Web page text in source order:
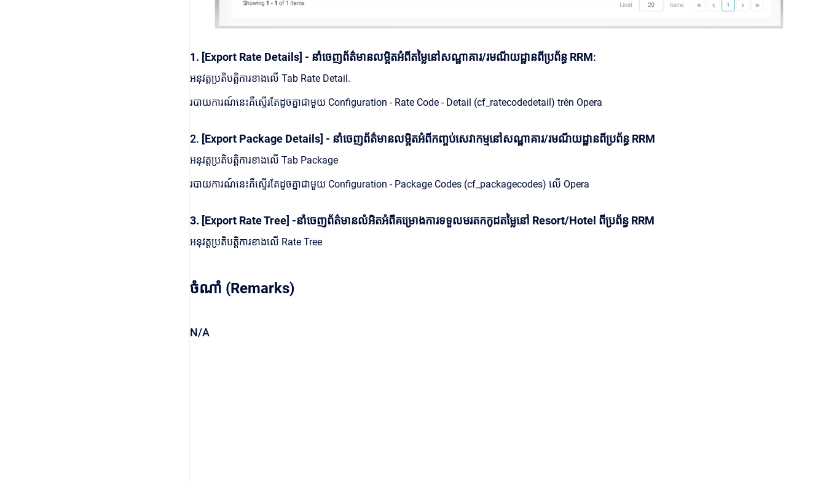
1. [Export Rate Details] - នាំចេញព័ត៌មានលម្អិតអំពីតម្លៃនៅសណ្ឋាគារ/រមណីយដ្ឋានពីប្រព័ន្ធ RRM:
អនុវត្តប្រតិបត្តិការខាងលើ Tab Rate Detail.
របាយការណ៍នេះគឺស្ទើរតែដូចគ្នាជាមួយ Configuration - Rate Code - Detail (cf_ratecodedetail) trên Opera
2. [Export Package Details] - នាំចេញព័ត៌មានលម្អិតអំពីកញ្ចប់សេវាកម្មនៅសណ្ឋាគារ/រមណីយដ្ឋានពីប្រព័ន្ធ RRM
អនុវត្តប្រតិបត្តិការខាងលើ Tab Package
របាយការណ៍នេះគឺស្ទើរតែដូចគ្នាជាមួយ Configuration - Package Codes (cf_packagecodes) លើ Opera
3. [Export Rate Tree] -នាំចេញព័ត៌មានលំអិតអំពីគម្រោងការទទួលមរតកកូដតម្លៃនៅ Resort/Hotel ពីប្រព័ន្ធ RRM
អនុវត្តប្រតិបត្តិការខាងលើ Rate Tree
ចំណាំ (Remarks)
N/A